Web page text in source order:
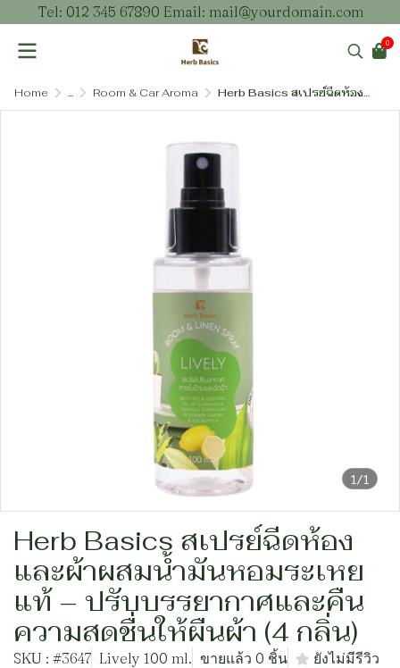
Tel: 012 345 67890 Email: mail@yourdomain.com
0
Home ... Room & Car Aroma Herb Basics สเปรย์ฉีดห้องและผ้าผสมน้ำมันหอมระเหยแท้ – ปรับบรรยากาศและคืนความสดชื่นให้ผืนผ้า (4 กลิ่น)
1/1
Herb Basics สเปรย์ฉีดห้อง
และผ้าผสมน้ำมันหอมระเหย
แท้ – ปรับบรรยากาศและคืน
ความสดชื่นให้ผืนผ้า (4 กลิ่น)
SKU : #3647 Lively 100 ml. ขายแล้ว 0 ชิ้น
ยังไม่มีรีวิว